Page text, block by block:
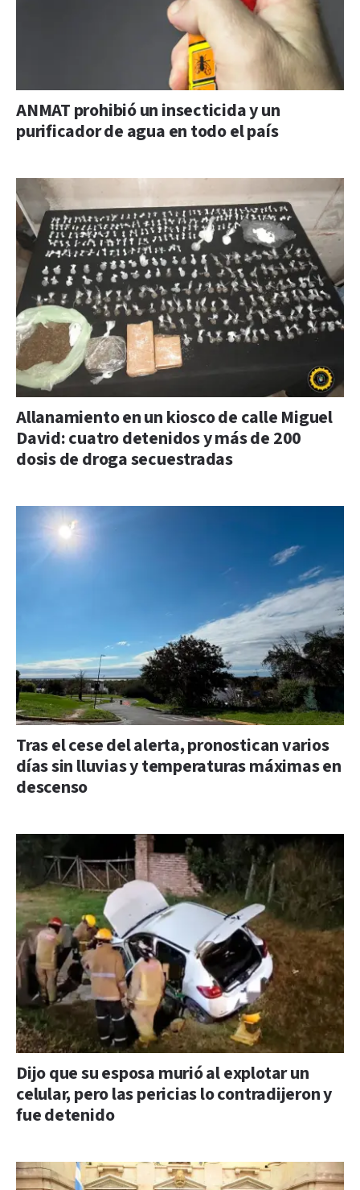
ANMAT prohibió un insecticida y un
purificador de agua en todo el país
Allanamiento en un kiosco de calle Miguel
David: cuatro detenidos y más de 200
dosis de droga secuestradas
Tras el cese del alerta, pronostican varios
días sin lluvias y temperaturas máximas en
descenso
Dijo que su esposa murió al explotar un
celular, pero las pericias lo contradijeron y
fue detenido